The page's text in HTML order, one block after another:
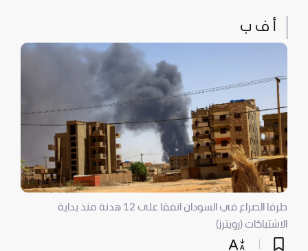
أ ف ب
طرفا الصراع في السودان اتفقا على 12 هدنة منذ بداية
الاشتباكات (رويترز)